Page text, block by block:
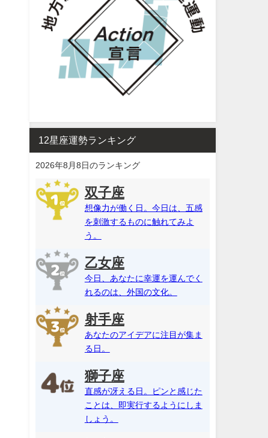
12星座運勢ランキング
2026年8月8日のランキング
双子座
想像力が働く日。今日は、五感
を刺激するものに触れてみよ
う。
乙女座
今日、あなたに幸運を運んでく
れるのは、外国の文化。
射手座
あなたのアイデアに注目が集ま
る日。
獅子座
直感が冴える日。ピンと感じた
ことは、即実行するようにしま
しょう。